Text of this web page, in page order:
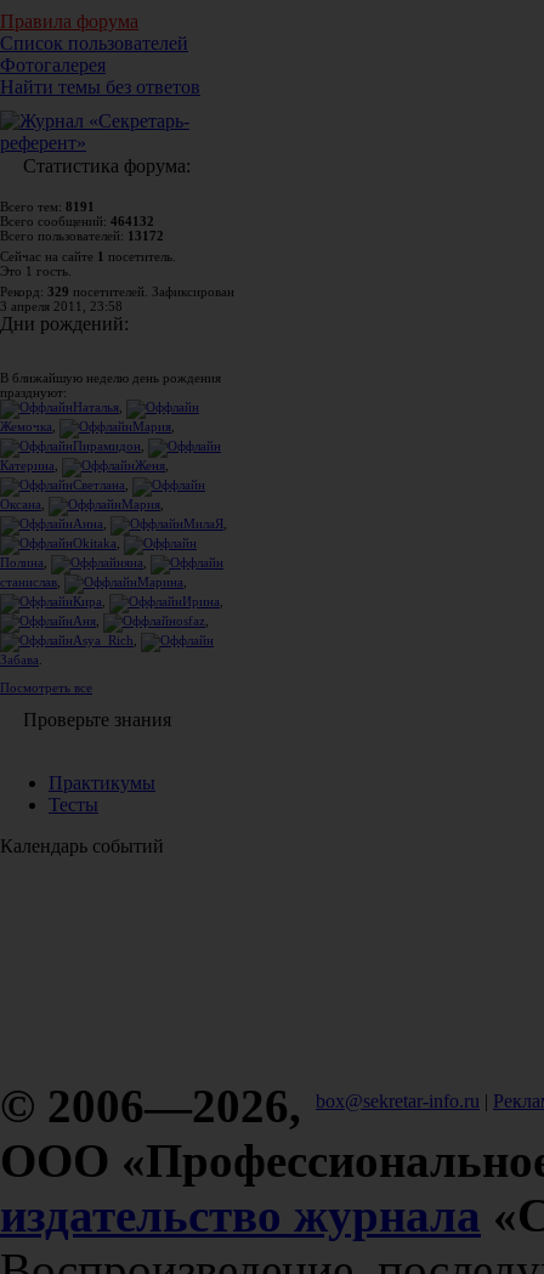
Правила форума
Список пользователей
Фотогалерея
Найти темы без ответов
Статистика форума:
Всего тем: 8191
Всего сообщений: 464132
Всего пользователей: 13172
Сейчас на сайте 1 посетитель.
Это 1 гость.
Рекорд: 329 посетителей. Зафиксирован
3 апреля 2011, 23:58
Дни рождений:
В ближайшую неделю день рождения
празднуют:
Наталья
Жемочка
Мария
Пирамидон
Катерина
Женя
Светлана
Оксана
Мария
Анна
МилаЯ
Okitaka
Полина
яна
станислав
Марина
Кира
Ирина
Аня
osfaz
Asya_Rich
Забава
Посмотреть все
Проверьте знания
Практикумы
Тесты
Календарь событий
box@sekretar-info.ru |
© 2006—2026,
ООО
издательство журнала